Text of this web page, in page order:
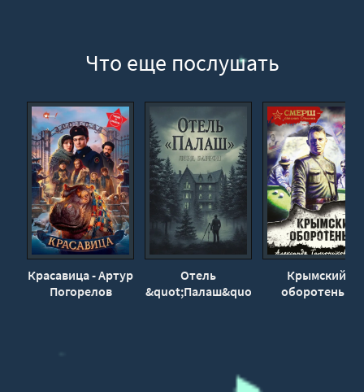
Что еще послушать
Красавица - Артур
Погорелов
Отель
&quot;Палаш&quot;
Крымский
оборотень -